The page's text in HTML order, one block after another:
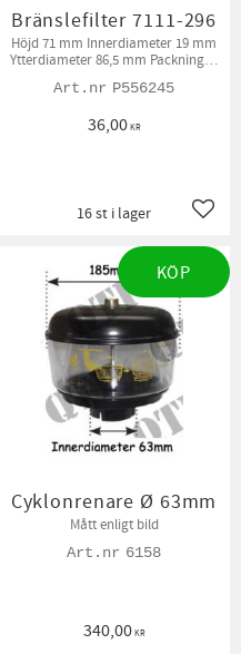
i favoriter
Bränslefilter 7111-296
Höjd 71 mm Innerdiameter 19 mm
Ytterdiameter 86,5 mm Packningar
P556245
36,00KR
16 st i lager
Cyklonrenare Ø 63mm
Mått enligt bild
6158
340,00KR
KÖP